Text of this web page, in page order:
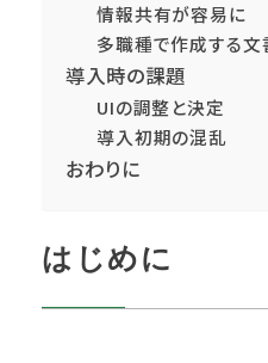
情報共有が容易に
多職種で作成する
導入時の課題
UIの調整と決定
導入初期の混乱
おわりに
はじめに